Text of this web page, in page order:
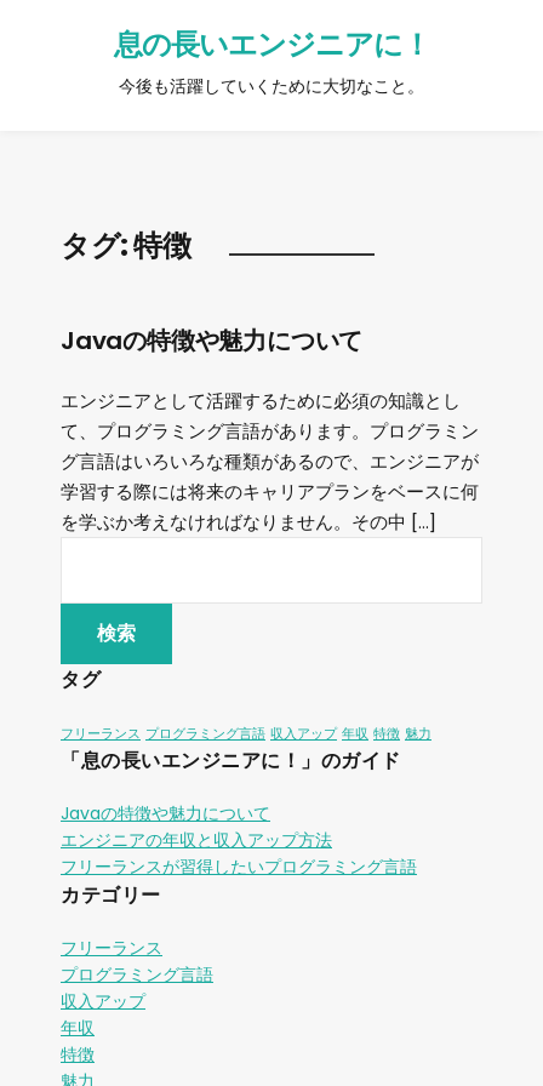
息の長いエンジニアに！
今後も活躍していくために大切なこと。
タグ:特徴
Javaの特徴や魅力について
エンジニアとして活躍するために必須の知識とし
て、プログラミング言語があります。プログラミン
グ言語はいろいろな種類があるので、エンジニアが
学習する際には将来のキャリアプランをベースに何
を学ぶか考えなければなりません。その中 […]
タグ
フリーランス プログラミング言語 収入アップ 年収 特徴 魅力
「息の長いエンジニアに！」のガイド
Javaの特徴や魅力について
エンジニアの年収と収入アップ方法
フリーランスが習得したいプログラミング言語
カテゴリー
フリーランス
プログラミング言語
収入アップ
年収
特徴
魅力